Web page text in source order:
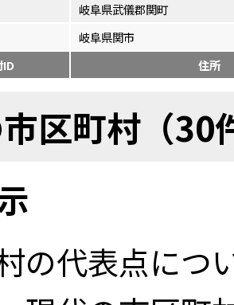
岐阜県武儀郡関町
岐阜県関市
住所
区町村（30
の代表点につ